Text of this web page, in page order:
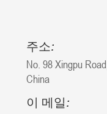
주소:
No. 98 Xingpu
China
이 메일: